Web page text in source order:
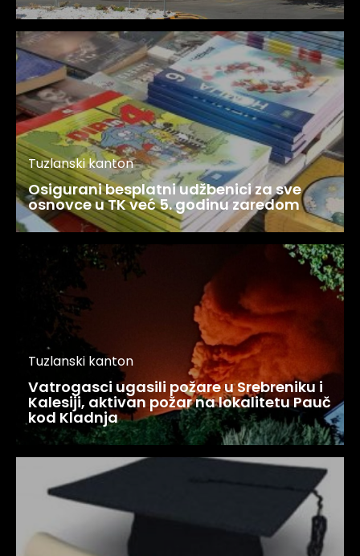
Tuzlanski kanton
Osigurani besplatni udžbenici za sve
osnovce u TK već 5. godinu zaredom
Tuzlanski kanton
Vatrogasci ugasili požare u Srebreniku i
Kalesiji, aktivan požar na lokalitetu Pauč
kod Kladnja